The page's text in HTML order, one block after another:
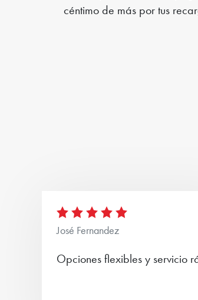
céntimo de más por tus
José Fernandez
Opciones flexibles y servicio